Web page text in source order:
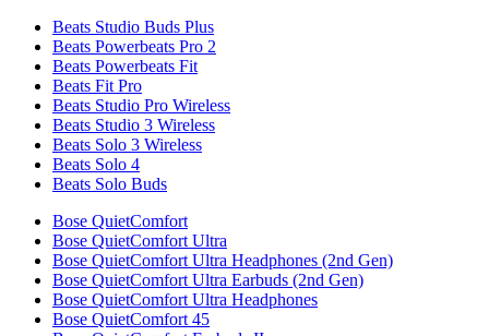
Beats Studio Buds Plus
Beats Powerbeats Pro 2
Beats Powerbeats Fit
Beats Fit Pro
Beats Studio Pro Wireless
Beats Studio 3 Wireless
Beats Solo 3 Wireless
Beats Solo 4
Beats Solo Buds
Bose QuietComfort
Bose QuietComfort Ultra
Bose QuietComfort Ultra Headphones (2nd Gen)
Bose QuietComfort Ultra Earbuds (2nd Gen)
Bose QuietComfort Ultra Headphones
Bose QuietComfort 45